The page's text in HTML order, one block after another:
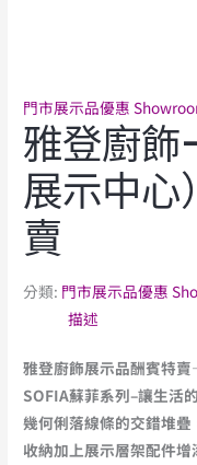
門市展示品優惠
雅登廚
展示中心
賣
分類: 門市展示品優惠
描述
雅登廚飾展示品酬賓特
SOFIA蘇菲系列–讓生活
幾何俐落線條的交錯堆
收納加上展示層架配件